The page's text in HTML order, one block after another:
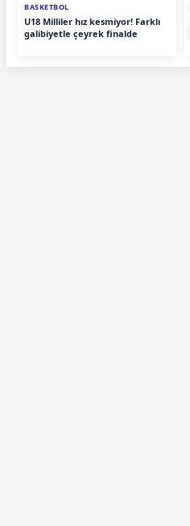
BASKETBOL
U18 Milliler hız kesmiyor! Farklı
galibiyetle çeyrek finalde